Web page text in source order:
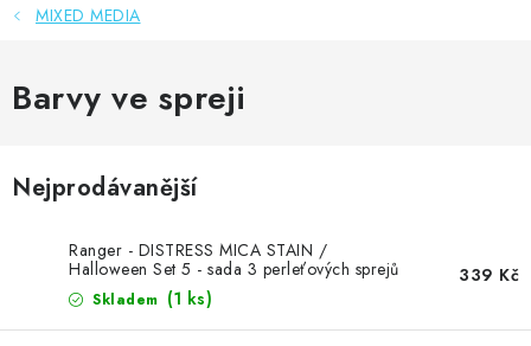
HURÁ DÍLNA
KURZY NATY LYSAK
OBLÍBENÉ ♥️
MIXED MEDIA
Barvy ve spreji
Nejprodávanější
Ranger - DISTRESS MICA STAIN /
Halloween Set 5 - sada 3 perleťových sprejů
Skladem (1 ks)
339 Kč